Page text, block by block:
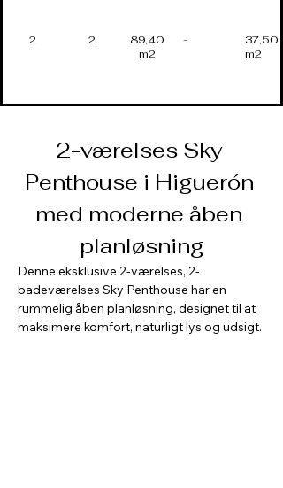
2 2
89,40
m2
-
37,50
m2
2-værelses Sky
Penthouse i Higuerón
med moderne åben
planløsning
Denne eksklusive 2-værelses, 2-
badeværelses Sky Penthouse har en
rummelig åben planløsning, designet til at
maksimere komfort, naturligt lys og udsigt.